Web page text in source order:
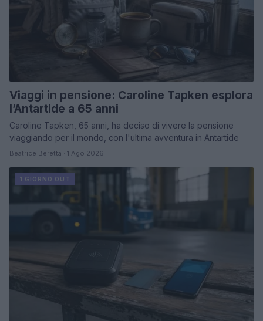
Viaggi in pensione: Caroline Tapken esplora
l’Antartide a 65 anni
Caroline Tapken, 65 anni, ha deciso di vivere la pensione
viaggiando per il mondo, con l'ultima avventura in Antartide
Beatrice Beretta · 1 Ago 2026
1 GIORNO OUT